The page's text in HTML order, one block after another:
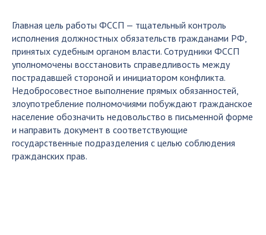
Главная цель работы ФССП — тщательный контроль
исполнения должностных обязательств гражданами РФ,
принятых судебным органом власти. Сотрудники ФССП
уполномочены восстановить справедливость между
пострадавшей стороной и инициатором конфликта.
Недобросовестное выполнение прямых обязанностей,
злоупотребление полномочиями побуждают гражданское
население обозначить недовольство в письменной форме
и направить документ в соответствующие
государственные подразделения с целью соблюдения
гражданских прав.